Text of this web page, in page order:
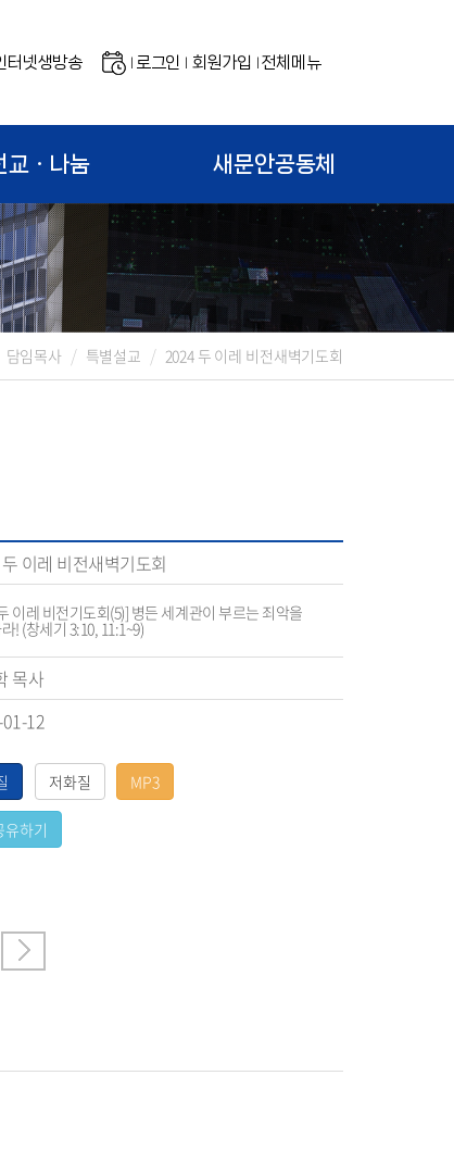
터넷생방송 로그인 회원가입 전체메뉴
교ㆍ나눔 새문안공동체
담임목사 특별설교 2024 두 이레 비전새벽기도회
이레 비전새벽기도회
이레 비전기도회(5)] 병든 세계관이 부르는 죄악을
! (창세기 3:10, 11:1~9)
목사
12